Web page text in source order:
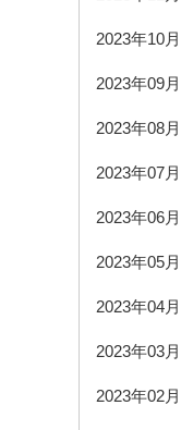
2023年10月
2023年09月
2023年08月
2023年07月
2023年06月
2023年05月
2023年04月
2023年03月
2023年02月